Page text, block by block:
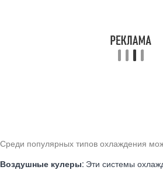
Среди популярных типов охлаждения
Воздушные кулеры: Эти системы